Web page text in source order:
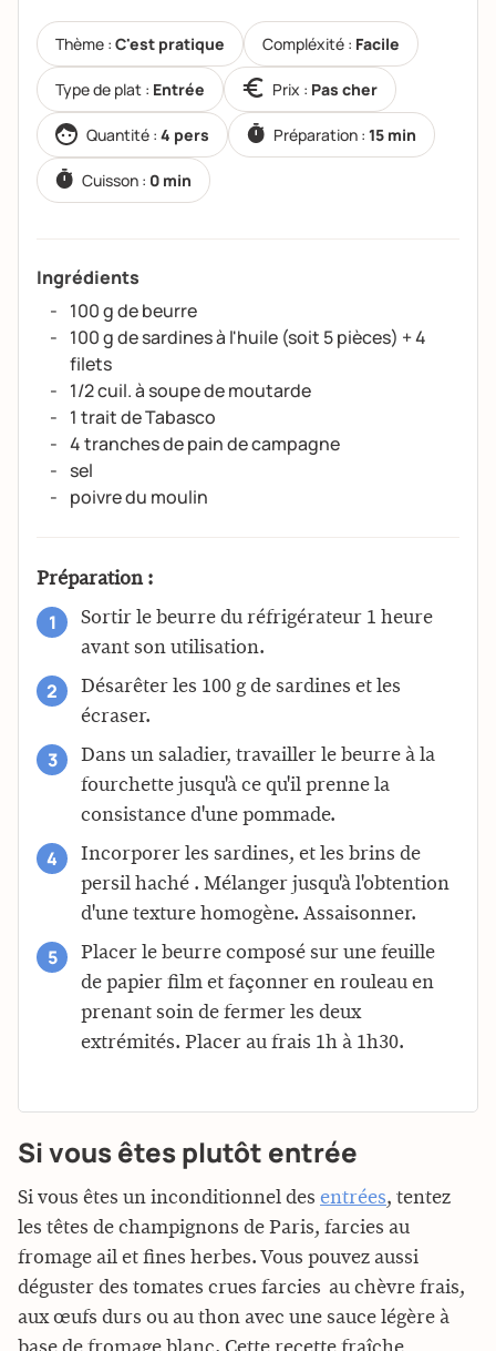
Thème : C'est pratique Compléxité : Facile
Type de plat : Entrée Prix : Pas cher
Quantité : 4 pers Préparation :15 min
Cuisson : 0 min
Ingrédients
100 g de beurre
100 g de sardines à l'huile (soit 5 pièces) + 4
filets
1/2 cuil. à soupe de moutarde
1 trait de Tabasco
4 tranches de pain de campagne
sel
poivre du moulin
Préparation :
Sortir le beurre du réfrigérateur 1 heure
avant son utilisation.
Désarêter les 100 g de sardines et les
écraser.
Dans un saladier, travailler le beurre à la
fourchette jusqu'à ce qu'il prenne la
consistance d'une pommade.
Incorporer les sardines, et les brins de
persil haché . Mélanger jusqu'à l'obtention
d'une texture homogène. Assaisonner.
Placer le beurre composé sur une feuille
de papier film et façonner en rouleau en
prenant soin de fermer les deux
extrémités. Placer au frais 1h à 1h30.
Si vous êtes plutôt entrée
Si vous êtes un inconditionnel des entrées, tentez
les têtes de champignons de Paris, farcies au
fromage ail et fines herbes. Vous pouvez aussi
déguster des tomates crues farcies au chèvre frais,
aux œufs durs ou au thon avec une sauce légère à